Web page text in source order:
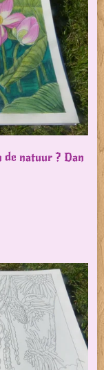
natuur ? Dan